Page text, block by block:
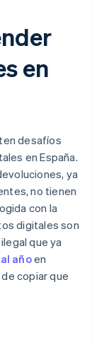
en
desafíos
en España.
ya
no tienen
con la
digitales son
que ya
añoen
copiar que